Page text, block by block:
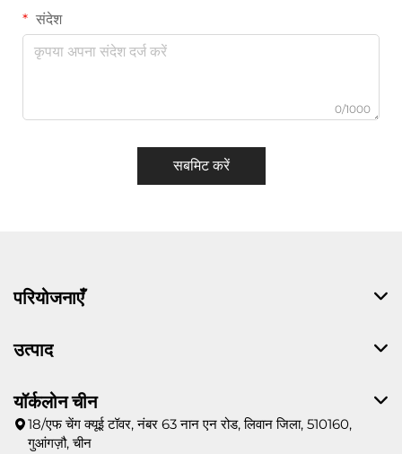
संदेश
0/1000
सबमिट करें
परियोजनाएँ
उत्पाद
यॉर्कलोन चीन
18/एफ चेंग क्यूई टॉवर, नंबर 63 नान एन रोड, लिवान जिला, 510160,
गुआंगज़ौ, चीन